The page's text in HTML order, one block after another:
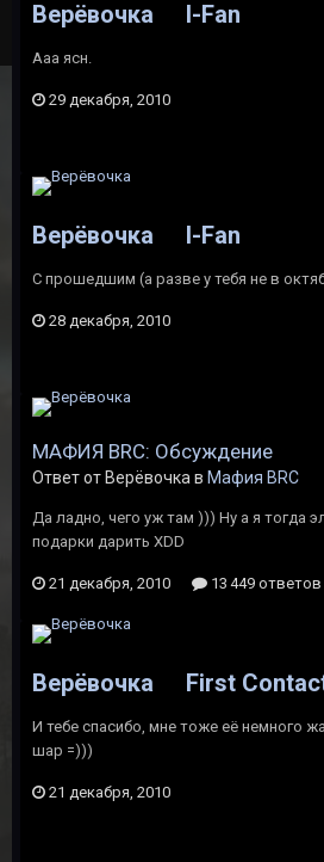
Верёвочка I-Fan
Ааа ясн.
29 декабря, 2010
Верёвочка I-Fan
С прошедшим (а разве у тебя не в
28 декабря, 2010
МАФИЯ BRC: Обсуждение
Ответ от Верёвочка в Мафия BRC
Да ладно, чего уж там ))) Ну а я тогда
подарки дарить XDD
21 декабря, 2010 13 449 ответов
Верёвочка First
И тебе спасибо, мне тоже её немного
шар =)))
21 декабря, 2010